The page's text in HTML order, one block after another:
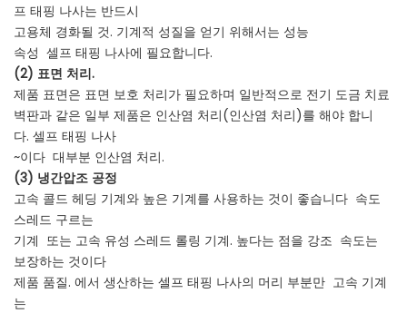
프 태핑 나사는 반드시
고용체 경화될 것. 기계적 성질을 얻기 위해서는 성능
속성 셀프 태핑 나사에 필요합니다.
(2) 표면 처리.
제품 표면은 표면 보호 처리가 필요하며 일반적으로 전기 도금 치료
벽판과 같은 일부 제품은 인산염 처리(인산염 처리)를 해야 합니
다. 셀프 태핑 나사
~이다 대부분 인산염 처리.
(3) 냉간압조 공정
고속 콜드 헤딩 기계와 높은 기계를 사용하는 것이 좋습니다 속도
스레드 구르는
기계 또는 고속 유성 스레드 롤링 기계. 높다는 점을 강조 속도는
보장하는 것이다
제품 품질. 에서 생산하는 셀프 태핑 나사의 머리 부분만 고속 기계
는